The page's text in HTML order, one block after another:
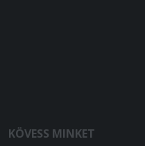
KÖVESS MINKET